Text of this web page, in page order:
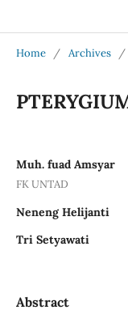
Home / Archives /
Muh. fuad Amsyar
FK UNTAD
Neneng Helijanti
Tri Setyawati
Abstract